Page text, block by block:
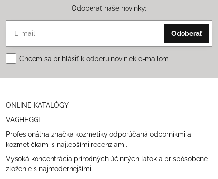
Odoberať naše novinky:
Odoberať
Chcem sa prihlásiť k odberu noviniek e-mailom
ONLINE KATALÓGY
VAGHEGGI
Profesionálna značka kozmetiky odporúčaná odborníkmi a
kozmetičkami s najlepšími recenziami.
Vysoká koncentrácia prírodných účinných látok a prispôsobené
zloženie s najmodernejšími